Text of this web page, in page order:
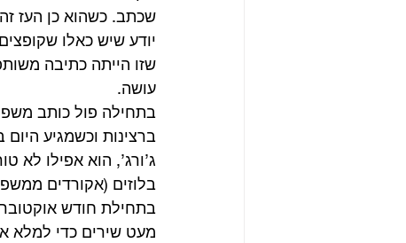
שכתב. כשהוא כן העז
שזו הייתה כתיבה
עושה.
ג’ורג’, הוא אפילו
בלוזים (אקורדים
בתחילת חודש
מעט שירים כדי למלא